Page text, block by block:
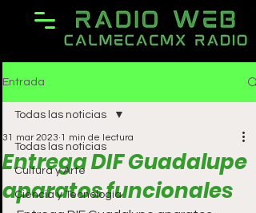
Entrada
Todas las noticias
Cultura y Arte
Ciencia y Tecnología
Todas las noticias
Entrega DIF Guadalupe
aparatos funcionales
31 mar 2023 1 min de lectura